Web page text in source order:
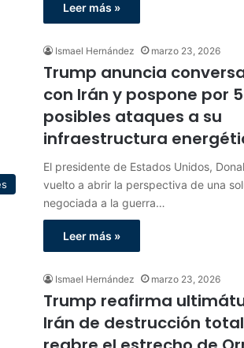
Leer más »
Ismael Hernández marzo 23, 2026
Trump anuncia
con Irán y pospone por
posibles ataques a su
infraestructura
El presidente de Estados Unidos,
vuelto a abrir la perspectiva de una
negociada a la guerra…
Leer más »
Ismael Hernández marzo 23, 2026
Trump reafirma
Irán de destrucción